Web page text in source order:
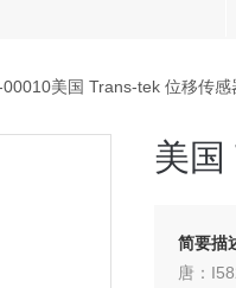
美国 Trans-tek 位移传感
美国
简要描
唐：